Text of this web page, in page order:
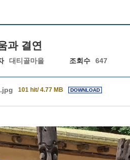
과 결연
대티골마을 조회수 647
101 hit/ 4.77 MB DOWNLOAD